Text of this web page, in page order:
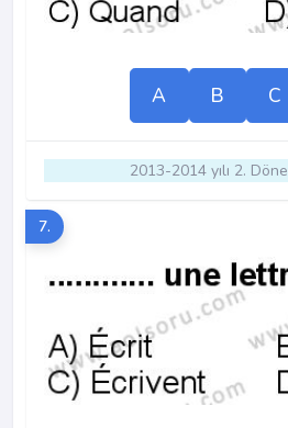
A B C
2013-2014 yılı 2.
7.